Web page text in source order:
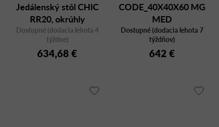
Jedálenský stôl CHIC
RR20, okrúhly
Dostupné (dodacia lehota 4
týždne)
634,68 €
CODE_40X40X60 MG
MED
Dostupné (dodacia lehota 7
týždňov)
642 €